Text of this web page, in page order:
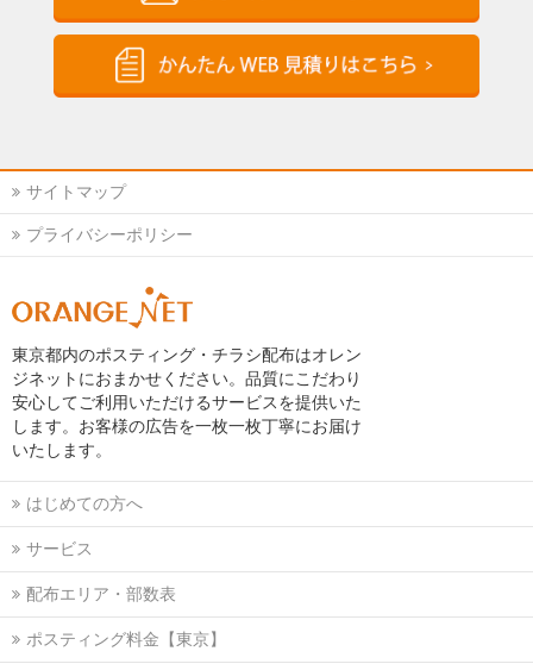
サイトマップ
プライバシーポリシー
東京都内のポスティング・チラシ配布はオレン
ジネットにおまかせください。品質にこだわり
安心してご利用いただけるサービスを提供いた
します。お客様の広告を一枚一枚丁寧にお届け
いたします。
はじめての方へ
サービス
配布エリア・部数表
ポスティング料金【東京】